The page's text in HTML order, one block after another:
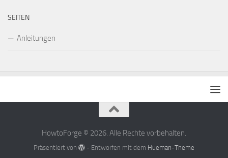
SEITEN
Anleitungen
HowtoForge © 2026. Alle Rechte vorbehalten.
Präsentiert von - Entworfen mit dem Hueman-Theme